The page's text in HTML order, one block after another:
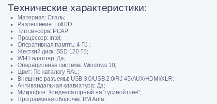
Технические характеристики:
Материал: Сталь;
Разрешение: FullHD;
Тип сенсора: PCAP;
Процессор: Intel;
Оперативная память: 4 Гб ;
Жесткий диск: SSD 120 Гб;
WI-FI адаптер: Да;
Операционная система: Windows 10;
Цвет: По каталогу RAL;
Внешние разъемы: USB 3.0/USB 2.0/RJ-45/AUX/HDMI/XLR;
Антивандальная клавиатура: Да;
Микрофон: Конденсаторный на "гусиной шее";
Программнaя oбoлочка: BM Aura;